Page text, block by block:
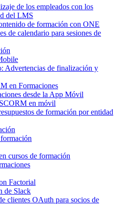
de los empleados con los
del LMS
de formación con ONE
de calendario para sesiones de
Advertencias de finalización y
en Formaciones
desde la App Móvil
en móvil
de formación por entidad
cursos de formación
Factorial
de Slack
clientes OAuth para socios de